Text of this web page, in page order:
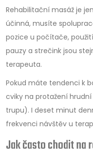
Rehabilitační masáž je
účinná, musíte
pozice u počítače,
pauzy a strečink jsou
terapeuta.
Pokud máte tendenci k
cviky na protažení
trupu). I deset minut
frekvenci návštěv u
Jak často chodit na